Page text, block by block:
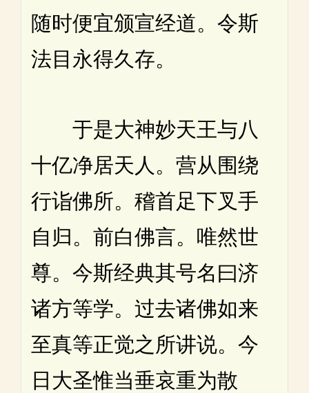
随时便宜颁宣经道。令斯
法目永得久存。
于是大神妙天王与八
十亿净居天人。营从围绕
行诣佛所。稽首足下叉手
自归。前白佛言。唯然世
尊。今斯经典其号名曰济
诸方等学。过去诸佛如来
至真等正觉之所讲说。今
日大圣惟当垂哀重为散